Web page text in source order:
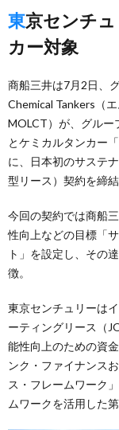
東京センチュリーと連携、ケミカルタン
カー対象
商船三井は7月2日、
Chemical Tankers（
MOLCT）が、グルー
とケミカルタンカー
に、日本初のサステ
型リース）契約を締
今回の契約では商船
性向上などの目標「
ト」を設定し、その
徴。
東京センチュリーは
ーティングリース（
能性向上のための資
ンク・ファイナンス
ス・フレームワーク
ムワークを活用した